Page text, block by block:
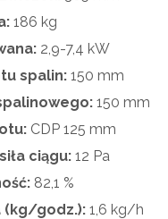
186 kg
2,9-7,4 kW
spalin: 150 mm
150 mm
CDP 125 mm
ciągu: 12 Pa
82,1 %
(kg/godz.): 1,6 kg/h